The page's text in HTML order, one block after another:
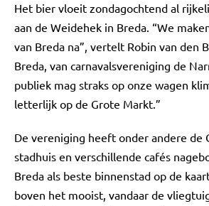
Het bier vloeit zondagochtend al
aan de Weidehek in Breda. “We
van Breda na”, vertelt Robin van den
Breda, van carnavalsvereniging de
publiek mag straks op onze wagen
letterlijk op de Grote Markt.”
De vereniging heeft onder andere de
stadhuis en verschillende cafés
Breda als beste binnenstad op de
boven het mooist, vandaar de